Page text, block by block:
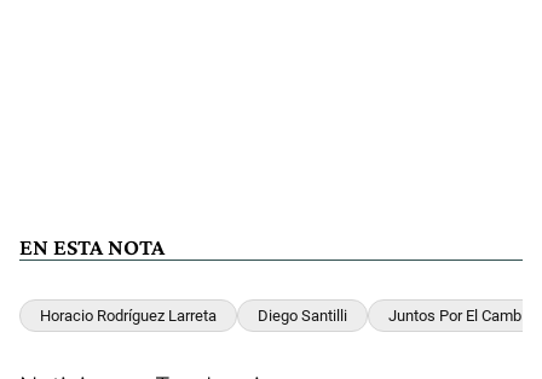
EN ESTA NOTA
Horacio Rodríguez Larreta Diego Santilli Juntos Por El Cambio